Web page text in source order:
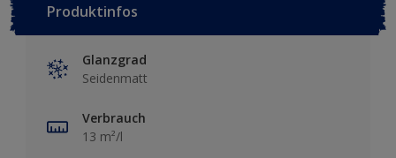
Produktinfos
Glanzgrad
Seidenmatt
Verbrauch
13 m²/l